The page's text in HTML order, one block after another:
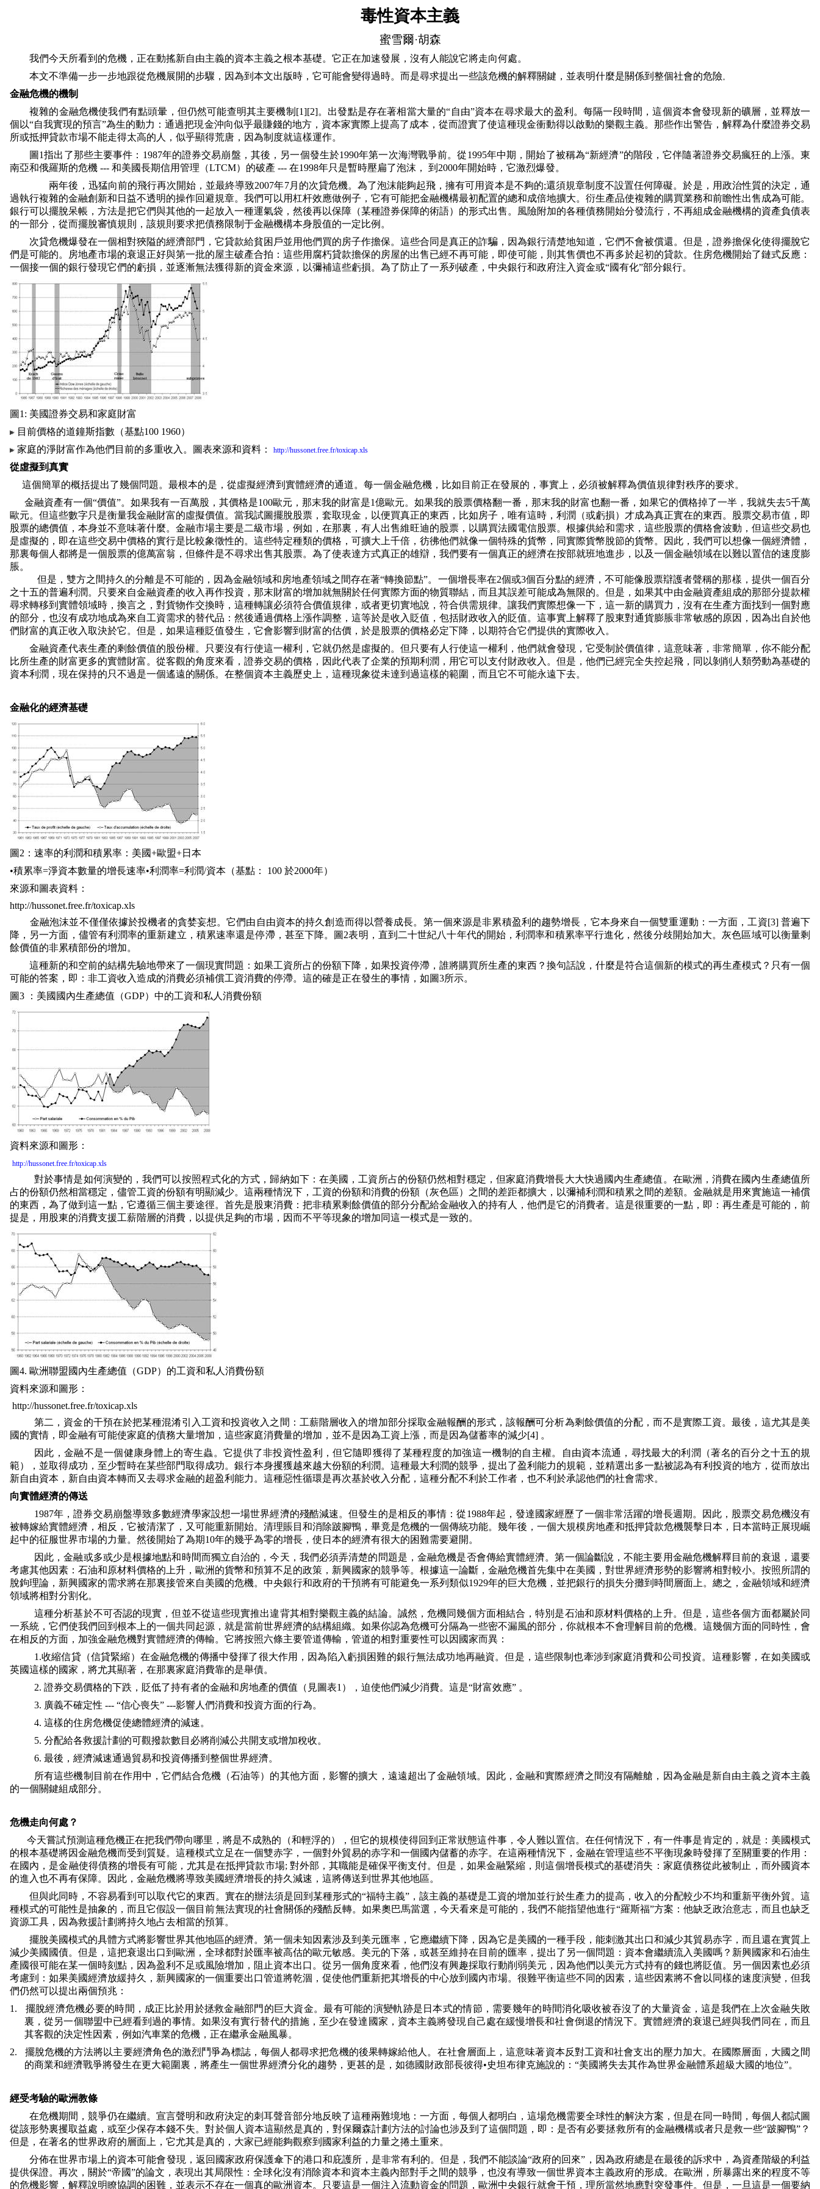
毒性資本主義
蜜雪爾·胡森
我們今天所看到的危機，正在動搖新自由主義的資本主義之根本基礎。它正在加速發展，沒有人能說它將走向何處。
本文不準備一步一步地跟從危機展開的步驟，因為到本文出版時，它可能會變得過時。而是尋求提出一些該危機的解釋關鍵，並表明什麼是關係到整個社會的危險。
金融危機的機制
複雜的金融危機使我們有點頭暈，但仍然可能查明其主要機制 [1][2]。出發點是存在著相當大量的“自由”資本在尋求最大的盈利。每隔一段時間，這個資本會發現新的礦層，並釋放一
個以“自我實現的預言”為生的動力：通過把現金沖向似乎最賺錢的地方，資本家實際上提高了成本，從而證實了使這種現金衝動得以啟動的樂觀主義。那些作出警告，解釋為什麼證券交易
所或抵押貸款市場不能走得太高的人，似乎顯得荒唐，因為制度就這樣運作。
圖 1指出了那些主要事件： 1987年的證券交易崩盤，其後，另一個發生於1990年第一次海灣戰爭前。從1995年中期，開始了被稱為“新經濟”的階段，它伴隨著證券交易瘋狂的上漲。東
南亞和俄羅斯的危機 --- 和美國長期信用管理（LTCM）的破產 --- 在1998年只是暫時壓扁了泡沫， 到 2000年開始時，它激烈爆發。
兩年後，迅猛向前的飛行再次開始，並最終導致2007年7月的次貸危機。為了泡沫能夠起飛，擁有可用資本是不夠的;還須規章制度不設置任何障礙。於是，用政治性質的決定，通
過執行複雜的金融創新和日益不透明的操作回避規章。我們可以用杠杆效應做例子，它有可能把金融機構最初配置的總和成倍地擴大。衍生產品使複雜的購買業務和前瞻性出售成為可能。
銀行可以擺脫呆帳，方法是把它們與其他的一起放入一種運氣袋，然後再以保障（某種證券保障的術語）的形式出售。風險附加的各種債務開始分發流行，不再組成金融機構的資產負債表
的一部分，從而擺脫審慎規則，該規則要求把債務限制于金融機構本身股值的一定比例。
次貸危機爆發在一個相對狹隘的經濟部門，它貸款給貧困戶並用他們買的房子作擔保。這些合同是真正的詐騙，因為銀行清楚地知道，它們不會被償還。但是，證券擔保化使得擺脫它
們是可能的。房地產市場的衰退正好與第一批的屋主破產合拍：這些用腐朽貸款擔保的房屋的出售已經不再可能，即使可能，則其售價也不再多於起初的貸款。住房危機開始了鏈式反應：
一個接一個的銀行發現它們的虧損，並逐漸無法獲得新的資金來源，以彌補這些虧損。為了防止了一系列破產，中央銀行和政府注入資金或“國有化”部分銀行。
圖 1: 美國證券交易和家庭財富
目前價格的道鐘斯指數（基點100 1960）
家庭的淨財富作為他們目前的多重收入。圖表來源和資料：
http://hussonet.free.fr/toxicap.xls
從虛擬到真實
這個簡單的概括提出了幾個問題。最根本的是，從虛擬經濟到實體經濟的通道。每一個金融危機，比如目前正在發展的，事實上，必須被解釋為價值規律對秩序的要求。
金融資產有一個“價值”。如果我有一百萬股，其價格是100歐元，那末我的財富是1億歐元。如果我的股票價格翻一番，那末我的財富也翻一番，如果它的價格掉了一半，我就失去5千萬
歐元。但這些數字只是衡量我金融財富的虛擬價值。當我試圖擺脫股票，套取現金，以便買真正的東西，比如房子，唯有這時，利潤（或虧損）才成為真正實在的東西。股票交易市值，即
股票的總價值，本身並不意味著什麼。金融市場主要是二級市場，例如，在那裏，有人出售維旺迪的股票，以購買法國電信股票。根據供給和需求，這些股票的價格會波動，但這些交易也
是虛擬的，即在這些交易中價格的實行是比較象徵性的。這些特定種類的價格，可擴大上千倍，彷彿他們就像一個特殊的貨幣，同實際貨幣脫節的貨幣。因此，我們可以想像一個經濟體，
那裏每個人都將是一個股票的億萬富翁，但條件是不尋求出售其股票。為了使表達方式真正的雄辯，我們要有一個真正的經濟在按部就班地進步，以及一個金融領域在以難以置信的速度膨
脹。
但是，雙方之間持久的分離是不可能的，因為金融領域和房地產領域之間存在著“轉換節點”。一個增長率在2個或3個百分點的經濟，不可能像股票辯護者聲稱的那樣，提供一個百分
之十五的普遍利潤。只要來自金融資產的收入再作投資，那末財富的增加就無關於任何實際方面的物質聯結，而且其誤差可能成為無限的。但是，如果其中由金融資產組成的那部分提款權
尋求轉移到實體領域時，換言之，對貨物作交換時，這種轉讓必須符合價值規律，或者更切實地說，符合供需規律。讓我們實際想像一下，這一新的購買力，沒有在生產方面找到一個對應
的部分，也沒有成功地成為來自工資需求的替代品：然後通過價格上漲作調整，這等於是收入貶值，包括財政收入的貶值。這事實上解釋了股東對通貨膨脹非常敏感的原因，因為出自於他
們財富的真正收入取決於它。但是，如果這種貶值發生，它會影響到財富的估價，於是股票的價格必定下降，以期符合它們提供的實際收入。
金融資產代表生產的剩餘價值的股份權。只要沒有行使這一權利，它就仍然是虛擬的。但只要有人行使這一權利，他們就會發現，它受制於價值律，這意味著，非常簡單，你不能分配
比所生產的財富更多的實體財富。從客觀的角度來看，證券交易的價格，因此代表了企業的預期利潤，用它可以支付財政收入。但是，他們已經完全失控起飛，同以剝削人類勞動為基礎的
資本利潤，現在保持的只不過是一個遙遠的關係。在整個資本主義歷史上，這種現象從未達到過這樣的範圍，而且它不可能永遠下去。
金融化的經濟基礎
圖 2 ：速率的利潤和積累率：美國+歐盟+日本
•積累率=淨資本數量的增長速率•利潤率=利潤/資本（基點： 100 於2000年）
來源和圖表資料：
http://hussonet.free.fr/toxicap.xls
金融泡沫並不僅僅依據於投機者的貪婪妄想。它們由自由資本的持久創造而得以營養成長。第一個來源是非累積盈利的趨勢增長，它本身來自一個雙重運動：一方面，工資[3] 普遍下
降，另一方面，儘管有利潤率的重新建立，積累速率還是停滯，甚至下降。圖 2表明，直到二十世紀八十年代的開始，利潤率和積累率平行進化，然後分歧開始加大。灰色區域可以衡量剩
餘價值的非累積部份的增加。
這種新的和空前的結構先驗地帶來了一個現實問題：如果工資所占的份額下降，如果投資停滯，誰將購買所生產的東西？換句話說，什麼是符合這個新的模式的再生產模式？只有一個
可能的答案，即：非工資收入造成的消費必須補償工資消費的停滯。這的確是正在發生的事情，如圖3所示。
圖3 ：美國國內生產總值（GDP）中的工資和私人消費份額
資料來源和圖形：
http://hussonet.free.fr/toxicap.xls
對於事情是如何演變的，我們可以按照程式化的方式，歸納如下：在美國，工資所占的份額仍然相對穩定，但家庭消費增長大大快過國內生產總值。在歐洲，消費在國內生產總值所
占的份額仍然相當穩定，儘管工資的份額有明顯減少。這兩種情況下，工資的份額和消費的份額（灰色區）之間的差距都擴大，以彌補利潤和積累之間的差額。金融就是用來實施這一補償
的東西，為了做到這一點，它遵循三個主要途徑。首先是股東消費：把非積累剩餘價值的部分分配給金融收入的持有人，他們是它的消費者。這是很重要的一點，即：再生產是可能的，前
提是，用股東的消費支援工薪階層的消費，以提供足夠的市場，因而不平等現象的增加同這一模式是一致的。
圖4. 歐洲聯盟國內生產總值（GDP）的工資和私人消費份額
資料來源和圖形：
http://hussonet.free.fr/toxicap.xls
第二，資金的干預在於把某種混淆引入工資和投資收入之間：工薪階層收入的增加部分採取金融報酬的形式，該報酬可分析為剩餘價值的分配，而不是實際工資。最後，這尤其是美
國的實情，即金融有可能使家庭的債務大量增加，這些家庭消費量的增加，並不是因為工資上漲，而是因為儲蓄率的減少[4] 。
因此，金融不是一個健康身體上的寄生蟲。它提供了非投資性盈利，但它隨即獲得了某種程度的加強這一機制的自主權。自由資本流通，尋找最大的利潤（著名的百分之十五的規
範），並取得成功，至少暫時在某些部門取得成功。銀行本身攫獲越來越大份額的利潤。這種最大利潤的競爭，提出了盈利能力的規範，並精選出多一點被認為有利投資的地方，從而放出
新自由資本，新自由資本轉而又去尋求金融的超盈利能力。這種惡性循環是再次基於收入分配，這種分配不利於工作者，也不利於承認他們的社會需求。
向實體經濟的傳送
1987年，證券交易崩盤導致多數經濟學家設想一場世界經濟的殘酷減速。但發生的是相反的事情：從1988年起，發達國家經歷了一個非常活躍的增長週期。因此，股票交易危機沒有
被轉嫁給實體經濟，相反，它被清潔了，又可能重新開始。清理賬目和消除跛腳鴨，畢竟是危機的一個傳統功能。幾年後，一個大規模房地產和抵押貸款危機襲擊日本，日本當時正展現崛
起中的征服世界市場的力量。然後開始了為期10年的幾乎為零的增長，使日本的經濟有很大的困難需要避開。
因此，金融或多或少是根據地點和時間而獨立自治的，今天，我們必須弄清楚的問題是，金融危機是否會傳給實體經濟。第一個論斷說，不能主要用金融危機解釋目前的衰退，還要
考慮其他因素：石油和原材料價格的上升，歐洲的貨幣和預算不足的政策，新興國家的競爭等。根據這一論斷，金融危機首先集中在美國，對世界經濟形勢的影響將相對較小。按照所謂的
脫鉤理論，新興國家的需求將在那裏接管來自美國的危機。中央銀行和政府的干預將有可能避免一系列類似1929年的巨大危機，並把銀行的損失分攤到時間層面上。總之，金融領域和經濟
領域將相對分割化。
這種分析基於不可否認的現實，但並不從這些現實推出違背其相對樂觀主義的結論。誠然，危機同幾個方面相結合，特別是石油和原材料價格的上升。但是，這些各個方面都屬於同
一系統，它們使我們回到根本上的一個共同起源，就是當前世界經濟的結構組織。如果你認為危機可分隔為一些密不漏風的部分，你就根本不會理解目前的危機。這幾個方面的同時性，會
在相反的方面，加強金融危機對實體經濟的傳輸。它將按照六條主要管道傳輸，管道的相對重要性可以因國家而異：
1.收縮信貸（信貸緊縮）在金融危機的傳播中發揮了很大作用，因為陷入虧損困難的銀行無法成功地再融資。但是，這些限制也牽涉到家庭消費和公司投資。這種影響，在如美國或
英國這樣的國家，將尤其顯著，在那裏家庭消費靠的是舉債。
2. 證券交易價格的下跌，貶低了持有者的金融和房地產的價值（見圖表1 ），迫使他們減少消費。這是“財富效應” 。
3. 廣義不確定性 --- “信心喪失” ---影響人們消費和投資方面的行為。
4. 這樣的住房危機促使總體經濟的減速。
5. 分配給各救援計劃的可觀撥款數目必將削減公共開支或增加稅收。
6. 最後，經濟減速通過貿易和投資傳播到整個世界經濟。
所有這些機制目前在作用中，它們結合危機（石油等）的其他方面，影響的擴大，遠遠超出了金融領域。因此，金融和實際經濟之間沒有隔離艙，因為金融是新自由主義之資本主義
的一個關鍵組成部分。
危機走向何處？
今天嘗試預測這種危機正在把我們帶向哪里，將是不成熟的（和輕浮的），但它的規模使得回到正常狀態這件事，令人難以置信。在任何情況下，有一件事是肯定的，就是：美國模式
的根本基礎將因金融危機而受到質疑。這種模式立足在一個雙赤字，一個對外貿易的赤字和一個國內儲蓄的赤字。在這兩種情況下，金融在管理這些不平衡現象時發揮了至關重要的作用：
在國內，是金融使得債務的增長有可能，尤其是在抵押貸款市場; 對外部，其職能是確保平衡支付。但是，如果金融緊縮，則這個增長模式的基礎消失：家庭債務從此被制止，而外國資本
的進入也不再有保障。因此，金融危機將導致美國經濟增長的持久減速，這將傳送到世界其他地區。
但與此同時，不容易看到可以取代它的東西。實在的辦法須是回到某種形式的“福特主義”，該主義的基礎是工資的增加並行於生產力的提高，收入的分配較少不均和重新平衡外貿。這
種模式的可能性是抽象的，而且它假設一個目前無法實現的社會關係的殘酷反轉。如果奧巴馬當選，今天看來是可能的，我們不能指望他進行“羅斯福”方案：他缺乏政治意志，而且也缺乏
資源工具，因為救援計劃將持久地占去相當的預算。
擺脫美國模式的具體方式將影響世界其他地區的經濟。第一個未知因素涉及到美元匯率，它應繼續下降，因為它是美國的一種手段，能刺激其出口和減少其貿易赤字，而且還在實質上
減少美國國債。但是，這把衰退出口到歐洲，全球都對於匯率被高估的歐元敏感。美元的下落，或甚至維持在目前的匯率，提出了另一個問題：資本會繼續流入美國嗎？新興國家和石油生
產國很可能在某一個時刻點，因為盈利不足或風險增加，阻止資本出口。從另一個角度來看，他們沒有興趣採取行動削弱美元，因為他們以美元方式持有的錢也將貶值。另一個因素也必須
考慮到：如果美國經濟放緩持久，新興國家的一個重要出口管道將乾涸，促使他們重新把其增長的中心放到國內市場。很難平衡這些不同的因素，這些因素將不會以同樣的速度演變，但我
們仍然可以提出兩個預兆：
1.
擺脫經濟危機必要的時間，成正比於用於拯救金融部門的巨大資金。最有可能的演變軌跡是日本式的情節，需要幾年的時間消化吸收被吞沒了的大量資金，這是我們在上次金融失敗
裏，從另一個聯盟中已經看到過的事情。如果沒有實行替代的措施，至少在發達國家，資本主義將發現自己處在緩慢增長和社會倒退的情況下。實體經濟的衰退已經與我們同在，而且
其客觀的決定性因素，例如汽車業的危機，正在繼承金融風暴。
2.
擺脫危機的方法將以主要經濟角色的激烈鬥爭為標誌，每個人都尋求把危機的後果轉嫁給他人。在社會層面上，這意味著資本反對工資和社會支出的壓力加大。在國際層面，大國之間
的商業和經濟戰爭將發生在更大範圍裏，將產生一個世界經濟分化的趨勢，更甚的是，如德國財政部長彼得•史坦布律克施說的：“美國將失去其作為世界金融體系超級大國的地位”。
經受考驗的歐洲教條
在危機期間，競爭仍在繼續。宣言聲明和政府決定的刺耳聲音部分地反映了這種兩難境地：一方面，每個人都明白，這場危機需要全球性的解決方案，但是在同一時間，每個人都試圖
從該形勢裏攫取益處，或至少保存本錢不失。對於個人資本這顯然是真的，對保爾森計劃方法的討論也涉及到了這個問題，即：是否有必要拯救所有的金融機構或者只是救一些“跛腳鴨”？
但是，在著名的世界政府的層面上，它尤其是真的，大家已經能夠觀察到國家利益的力量之捲土重來。
分佈在世界市場上的資本可能會發現，返回國家政府保護傘下的港口和庇護所，是非常有利的。但是，我們不能談論“政府的回來”，因為政府總是在最後的訴求中，為資產階級的利益
提供保證。再次，關於“帝國”的論文，表現出其局限性：全球化沒有消除資本和資本主義內部對手之間的競爭，也沒有導致一個世界資本主義政府的形成。在歐洲，所暴露出來的程度不等
的危機影響，解釋說明瞭協調的困難，並表示不存在一個真的歐洲資本。只要這是一個注入流動資金的問題，歐洲中央銀行就會干預，理所當然地應對突發事件。但是，一旦這是一個要納